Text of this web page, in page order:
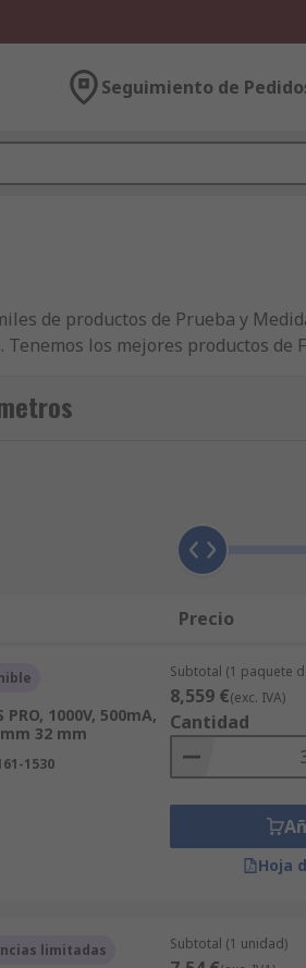
Seguimiento de
de productos de Prueba y
los mejores productos
y con un servicio de atención al
Seguridad e Higiene junto a la
hay que buscar en la web o
Seguridad e Higiene, todos
están fabricados directamente por
su producto de Fusibles para
significa es si usted está
y le proporcionaremos
Precio
PRO, 1000V, 500mA,
32 mm
1530
Subtotal (1 paquete
8,559 €(exc. IVA)
Cantidad
Hoja
limitadas Subtotal (1 unidad)